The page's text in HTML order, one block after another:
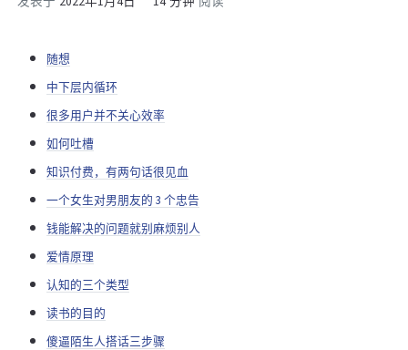
随想
中下层内循环
很多用户并不关心效率
如何吐槽
知识付费，有两句话很见血
一个女生对男朋友的 3 个忠告
钱能解决的问题就别麻烦别人
爱情原理
认知的三个类型
读书的目的
傻逼陌生人搭话三步骤